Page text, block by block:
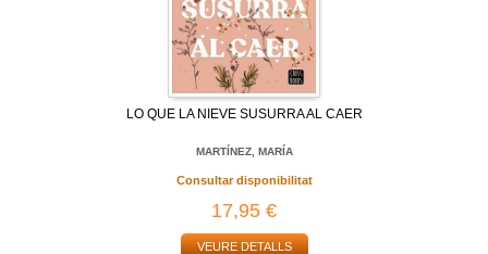
LO QUE LA NIEVE SUSURRA AL CAER
MARTÍNEZ, MARÍA
Consultar disponibilitat
17,95 €
VEURE DETALLS